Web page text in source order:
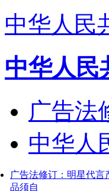
中华人民
中华人民
广告法
中华人
广告法修订：明星代言
品须自